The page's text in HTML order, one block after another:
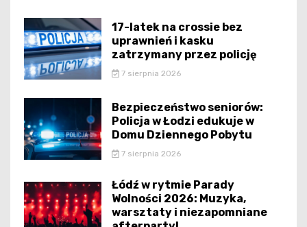
17-latek na crossie bez
uprawnień i kasku
zatrzymany przez policję
7 sierpnia 2026
Bezpieczeństwo seniorów:
Policja w Łodzi edukuje w
Domu Dziennego Pobytu
7 sierpnia 2026
Łódź w rytmie Parady
Wolności 2026: Muzyka,
warsztaty i niezapomniane